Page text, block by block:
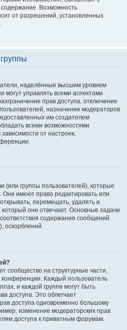
Возможность
от разрешений, установленных
наделённые высшим уровнем
управлять всеми аспектами
прав доступа, отключение
назначение модераторов
им создателем
всеми возможностями
от настроек,
(или группы пользователей), которые
имеют право редактировать или
перемещать, удалять и
они отвечают. Основные задачи
содержания сообщений
оскорблений.
сообщество на структурные части,
Каждый пользователь
и каждой группе могут быть
доступа. Это облегчает
доступа одновременно большому
изменение модераторских прав
доступа к приватным форумам.